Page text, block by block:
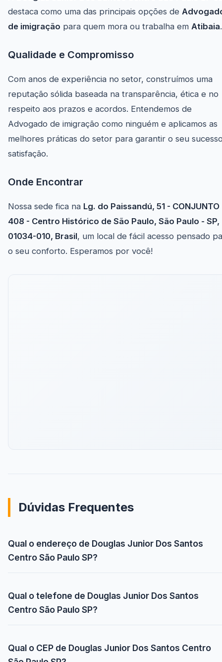
destaca como uma das principais opções de
de imigração para quem mora ou trabalha em Atibaia.
Qualidade e Compromisso
Com anos de experiência no setor, construímos uma
reputação sólida baseada na transparência, ética e no
respeito aos prazos e acordos. Entendemos de
Advogado de imigração como ninguém e aplicamos as
melhores práticas do setor para garantir o seu
satisfação.
Onde Encontrar
Nossa sede fica na Lg. do Paissandú, 51 - CONJUNTO
408 - Centro Histórico de São Paulo, São Paulo - SP,
01034-010, Brasil, um local de fácil acesso pensado
o seu conforto. Esperamos por você!
Dúvidas Frequentes
Qual o endereço de Douglas Junior Dos Santos
Centro São Paulo SP?
Qual o telefone de Douglas Junior Dos Santos
Centro São Paulo SP?
Qual o CEP de Douglas Junior Dos Santos Centro